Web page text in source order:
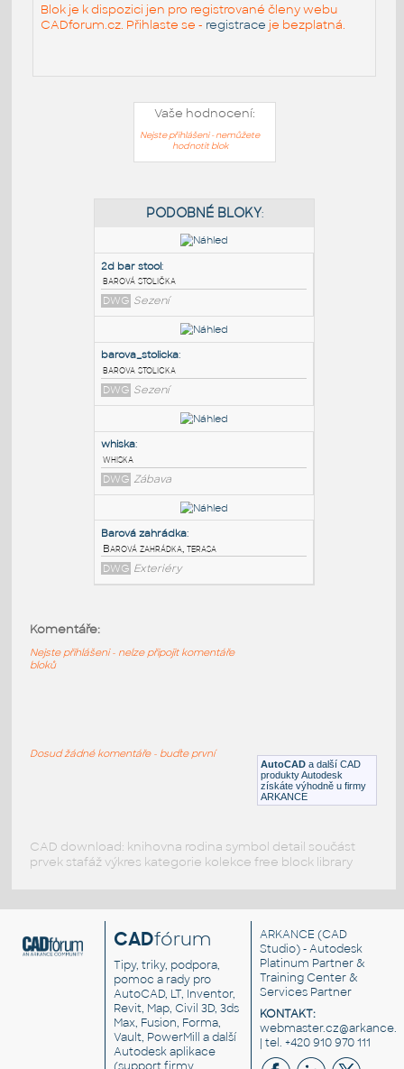
Blok je k dispozici jen pro registrované členy webu
CADforum.cz. Přihlaste se - registrace je bezplatná.
Vaše hodnocení:
Nejste přihlášeni - nemůžete
hodnotit blok
PODOBNÉ BLOKY
2d bar stool:
barová stolička
DWG
barova_stolicka:
barova stolicka
DWG Sezení
DWG Zábava
AutoCAD a další CAD
produkty Autodesk
získáte výhodně u firmy
ARKANCE
Komentáře:
Nejste přihlášeni - nelze připojit komentáře
bloků
Dosud žádné komentáře - buďte první
CAD download: knihovna rodina symbol detail součást
prvek stafáž výkres kategorie kolekce free block library
CADfórum
Tipy, triky, podpora,
pomoc a rady pro
AutoCAD, LT, Inventor,
Revit, Map, Civil 3D, 3ds
Max, Fusion, Forma,
Vault, PowerMill a další
Autodesk aplikace
ARKANCE (CAD
Studio) - Autodesk
Platinum Partner &
Training Center &
Services Partner
KONTAKT:
| tel. +420 910 970 111